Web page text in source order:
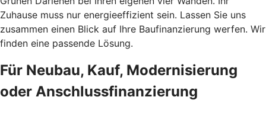
Zuhause muss nur energieeffizient sein. Lassen Sie uns
zusammen einen Blick auf Ihre Baufinanzierung werfen. Wir
finden eine passende Lösung.
Für Neubau, Kauf, Modernisierung
oder Anschlussfinanzierung